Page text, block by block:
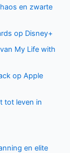
en zwarte
op Disney+
My Life with
op Apple
tot leven in
en elite